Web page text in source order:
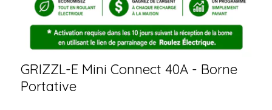
GRIZZL-E Mini Connect 40A - Borne
Portative